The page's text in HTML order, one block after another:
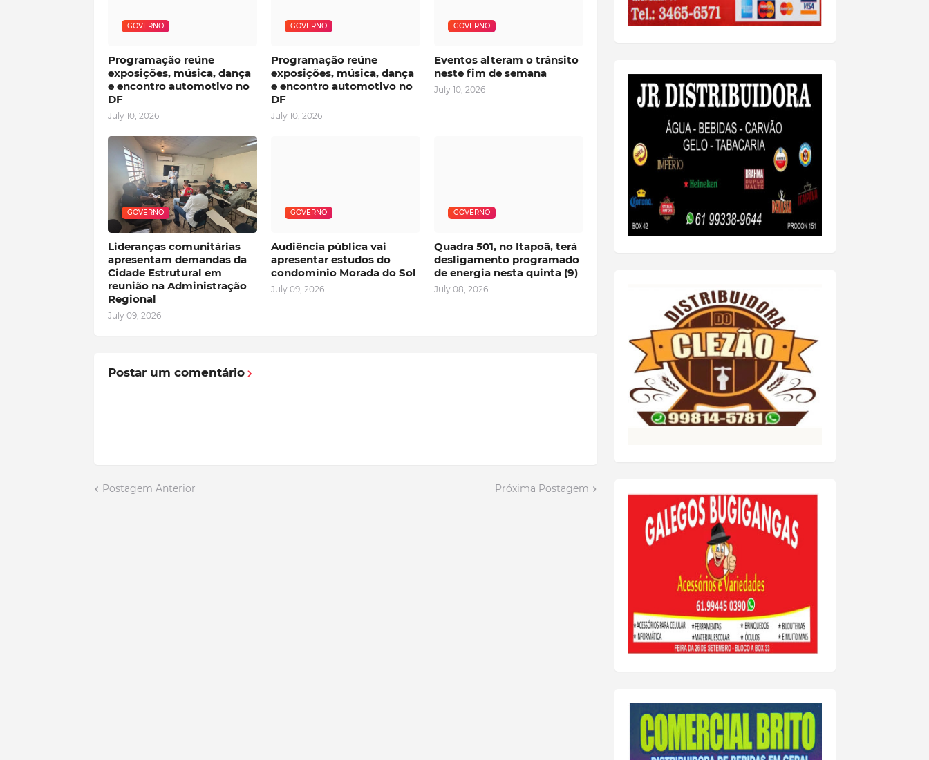
GOVERNO
Programação reúne
exposições, música, dança
e encontro automotivo no
DF
July 10, 2026
GOVERNO
Programação reúne
exposições, música, dança
e encontro automotivo no
DF
July 10, 2026
GOVERNO
Eventos alteram o trânsito
neste fim de semana
July 10, 2026
GOVERNO
Lideranças comunitárias
apresentam demandas da
Cidade Estrutural em
reunião na Administração
Regional
July 09, 2026
GOVERNO
Audiência pública vai
apresentar estudos do
condomínio Morada do Sol
July 09, 2026
GOVERNO
Quadra 501, no Itapoã, terá
desligamento programado
de energia nesta quinta (9)
July 08, 2026
Postar um comentário
Postagem Anterior Próxima Postagem